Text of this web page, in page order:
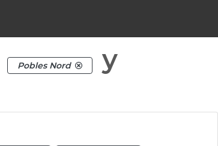
Pobles Nord
y